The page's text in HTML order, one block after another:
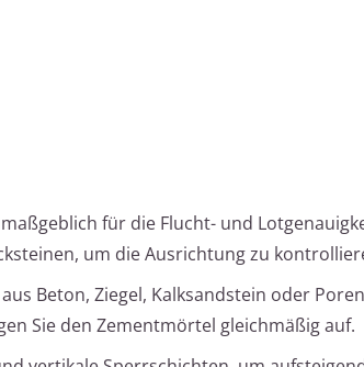
für die Flucht- und
um die Ausrichtung zu
Beton, Ziegel, Kalksandstein oder
Sie den Zementmörtel gleichmäßig auf.